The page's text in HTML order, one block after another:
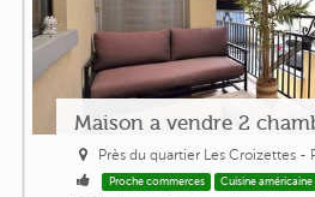
Maison a vendre 2
Près du quartier Les Croizettes -
Proche commerces Cuisine américaine